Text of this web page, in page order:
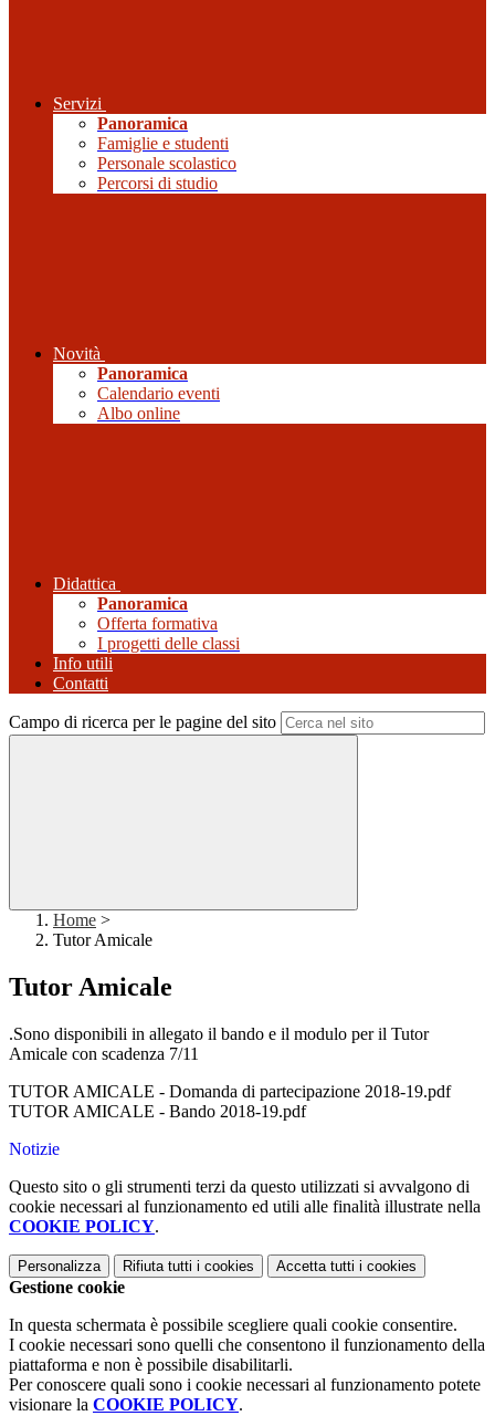
Servizi
Panoramica
Famiglie e studenti
Personale scolastico
Percorsi di studio
Novità
Panoramica
Calendario eventi
Albo online
Didattica
Panoramica
Offerta formativa
I progetti delle classi
Info utili
Contatti
Campo di ricerca per le pagine del sito
Home >
Tutor Amicale
Tutor Amicale
.Sono disponibili in allegato il bando e il modulo per il Tutor
Amicale con scadenza 7/11
TUTOR AMICALE - Domanda di partecipazione 2018-19.pdf
TUTOR AMICALE - Bando 2018-19.pdf
Notizie
Questo sito o gli strumenti terzi da questo utilizzati si avvalgono di
cookie necessari al funzionamento ed utili alle finalità illustrate nella
COOKIE POLICY.
Personalizza Rifiuta tutti i cookies Accetta tutti i cookies
Gestione cookie
In questa schermata è possibile scegliere quali cookie consentire.
I cookie necessari sono quelli che consentono il funzionamento della
piattaforma e non è possibile disabilitarli.
Per conoscere quali sono i cookie necessari al funzionamento potete
visionare la COOKIE POLICY.